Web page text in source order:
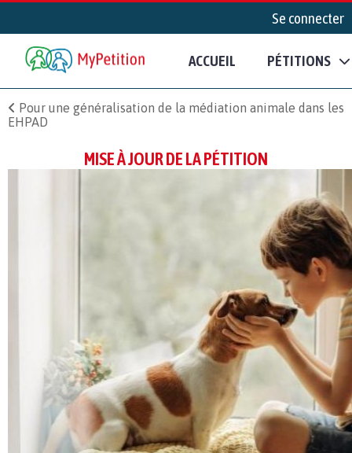
Se connecter
ACCUEIL PÉTITIONS
Pour une généralisation de la médiation animale dans les
EHPAD
MISE À JOUR DE LA PÉTITION